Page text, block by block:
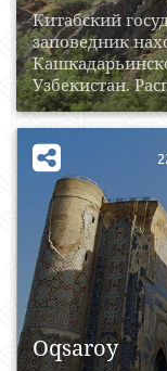
Китабский
заповедник
Узбекистан.
Oqsaroy